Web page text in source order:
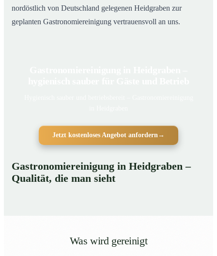
nordöstlich von Deutschland gelegenen Heidgraben zur
geplanten Gastronomiereinigung vertrauensvoll an uns.
Jetzt kostenloses Angebot anfordern →
Gastronomiereinigung in Heidgraben –
Qualität, die man sieht
Was wird gereinigt